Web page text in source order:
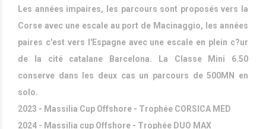
Les années impaires, les parcours sont proposés vers la
Corse avec une escale au port de Macinaggio, les années
paires c'est vers l'Espagne avec une escale en plein c?ur
de la cité catalane Barcelona. La Classe Mini 6.50
conserve dans les deux cas un parcours de 500MN en
solo.
2023 - Massilia Cup Offshore - Trophée CORSICA MED
2024 - Massilia cup Offshore - Trophée DUO MAX